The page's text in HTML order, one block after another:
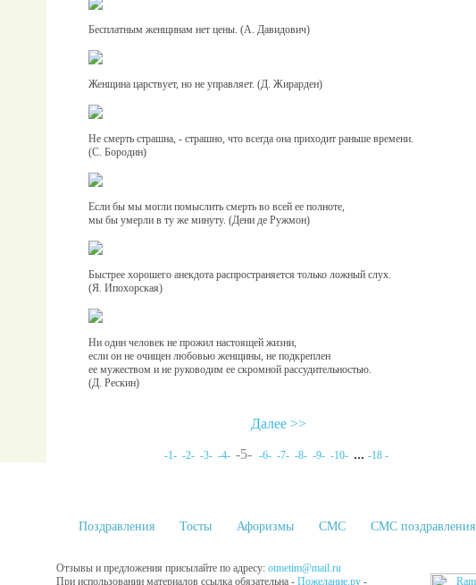
Бесплатным женщинам нет цены. (А. Давидович)
Женщина царствует, но не управляет. (Д. Жирарден)
Не смерть страшна, - страшно, что всегда она приходит раньше времени.
(С. Бородин)
Если бы мы могли помыслить смерть во всей ее полноте,
мы бы умерли в ту же минуту. (Дени де Ружмон)
Быстрее хорошего анекдота распространяется только ложный слух.
(Я. Ипохорская)
Ни один человек не прожил настоящей жизни,
если он не очищен любовью женщины, не подкреплен
ее мужеством и не руководим ее скромной рассудительностью.
(Д. Рескин)
Далее >>
-1- -2- -3- -4- -5- -6- -7- -8- -9- -10- ... -18 -
Поздравления Тосты Афоризмы СМС СМС поздравления
Отзывы и предложения присылайте по адресу: otmetim@mail.ru
При использовании материалов ссылка обязательна - Пожелание.ру -